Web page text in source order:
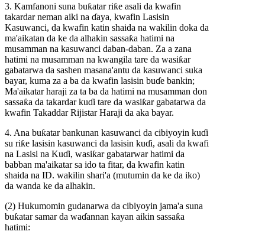
3. Kamfanoni suna buƙatar riƙe asali da kwafin
takardar neman aiki na ɗaya, kwafin Lasisin
Kasuwanci, da kwafin katin shaida na wakilin doka da
ma'aikatan da ke da alhakin sassaƙa hatimi na
musamman na kasuwanci daban-daban. Za a zana
hatimi na musamman na kwangila tare da wasiƙar
gabatarwa da sashen masana'antu da kasuwanci suka
bayar, kuma za a ba da kwafin lasisin buɗe bankin;
Ma'aikatar haraji za ta ba da hatimi na musamman don
sassaƙa da takardar kuɗi tare da wasiƙar gabatarwa da
kwafin Takaddar Rijistar Haraji da aka bayar.
4. Ana buƙatar bankunan kasuwanci da cibiyoyin kuɗi
su riƙe lasisin kasuwanci da lasisin kuɗi, asali da kwafi
na Lasisi na Kuɗi, wasiƙar gabatarwar hatimi da
babban ma'aikatar sa ido ta fitar, da kwafin katin
shaida na ID. wakilin shari'a (mutumin da ke da iko)
da wanda ke da alhakin.
(2) Hukumomin gudanarwa da cibiyoyin jama'a suna
buƙatar samar da waɗannan kayan aikin sassaƙa
hatimi: